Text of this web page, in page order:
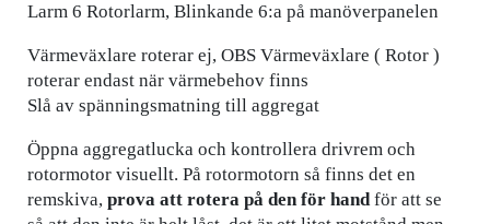
Larm 6 Rotorlarm, Blinkande 6:a på manöverpanelen
Värmeväxlare roterar ej, OBS Värmeväxlare ( Rotor )
roterar endast när värmebehov finns
Slå av spänningsmatning till aggregat
Öppna aggregatlucka och kontrollera drivrem och
rotormotor visuellt. På rotormotorn så finns det en
remskiva, prova att rotera på den för handför att se